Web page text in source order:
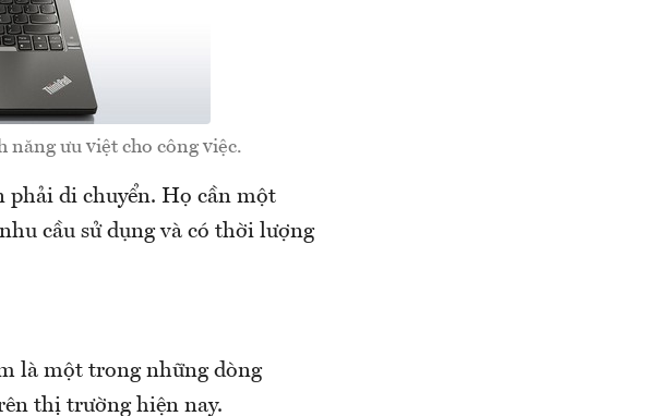
năng ưu việt cho công việc.
phải di chuyển. Họ cần một
cầu sử dụng và có thời lượng
là một trong những dòng
thị trường hiện nay.